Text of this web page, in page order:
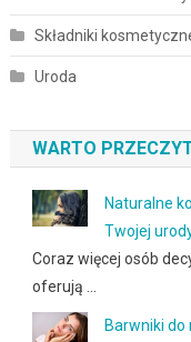
Składniki
Uroda
WARTO
Naturalne
Twojej
Coraz więcej osób
oferują …
Barwniki